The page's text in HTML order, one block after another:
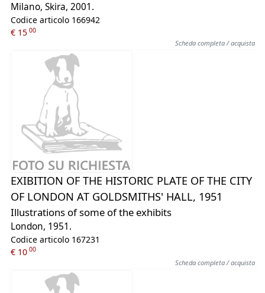
Milano, Skira, 2001.
Codice articolo 166942
€ 15 00
Scheda completa / acquista
EXIBITION OF THE HISTORIC PLATE OF THE CITY
OF LONDON AT GOLDSMITHS' HALL, 1951
Illustrations of some of the exhibits
London, 1951.
Codice articolo 167231
€ 1000
Scheda completa / acquista